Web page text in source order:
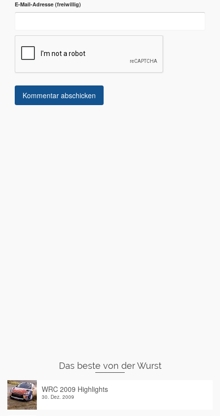
E-Mail-Adresse
Das beste von der Wurst
WRC 2009 Highlights
30. Dez. 2009